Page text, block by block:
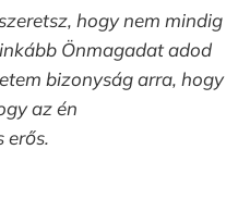
hogy nem mindig
Önmagadat adod
bizonyság arra, hogy
az én
erős.